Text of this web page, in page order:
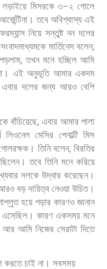
লড়াইয়ে মিসরকে ৩–২ গোলে
তবে অবিশ্বাস্য এই
নিয়ে সন্তুষ্ট নন দলের
সংবাদমাধ্যমকে মার্তিনেস বলেন,
পড়লাম,তখন মনে হচ্ছিল আমি
এই অনুভূতি আমার একদম
এবার দলের জন্য আরও বেশি
বাঁচিয়েছে,এবার আমার পালা
লিওনেল মেসির পেনাল্টি মিস
তিনি বলেন, বিরতির
তবে তিনি মনে করিয়ে
দলকে উদ্ধার করেছেন।
বড় দায়িত্ব নেওয়া উচিত।
হয়ে পড়ার কারণও জানান
এসেছিল। কারণ একসময় মনে
আর আমি নিজের সেরাটা দিতে
করতে চাই না। সবসময়